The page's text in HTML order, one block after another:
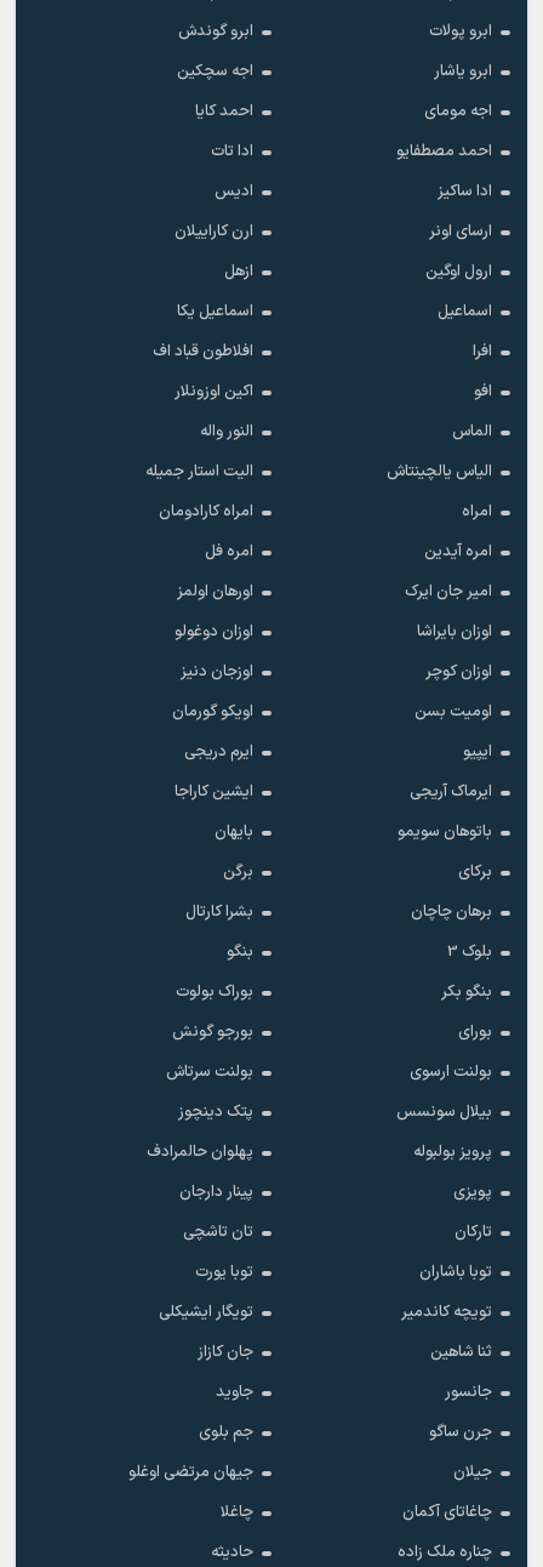
ابرو پولات
ابرو گوندش
ابرو یاشار
اجه سچکین
اجه مومای
احمد کایا
احمد مصطفایو
ادا تات
ادا ساکیز
ادیس
ارسای اونر
ارن کاراییلان
ارول اوگین
ازهل
اسماعیل
اسماعیل یکا
افرا
افلاطون قباد اف
افو
اکین اوزونلار
الماس
النور واله
الیاس یالچینتاش
الیت استار جمیله
امراه
امراه کارادومان
امره آیدین
امره فل
امیر جان ایرک
اورهان اولمز
اوزان بایراشا
اوزان دوغولو
اوزان کوچر
اوزجان دنیز
اومیت بسن
اویکو گورمان
ایپیو
ایرم دریجی
ایرماک آریجی
ایشین کاراجا
باتوهان سویمو
بایهان
برکای
برگن
برهان چاچان
بشرا کارتال
بلوک 3
بنگو
بنگو بکر
بوراک بولوت
بورای
بورجو گونش
بولنت ارسوی
بولنت سرتاش
بیلال سونسس
پتک دینچوز
پرویز بولبوله
پهلوان حالمرادف
پویزی
پینار دارجان
تارکان
تان تاشچی
توبا باشاران
توبا یورت
تویچه کاندمیر
تویگار ایشیکلی
ثنا شاهین
جان کازاز
جانسور
جاوید
جرن ساگو
جم بلوی
جیلان
جیهان مرتضی اوغلو
چاغاتای آکمان
چاغلا
چناره ملک زاده
حادیثه